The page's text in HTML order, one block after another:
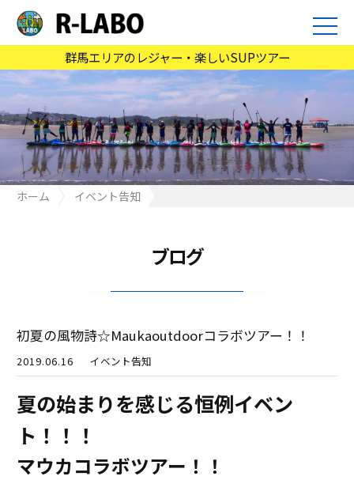
群馬エリアのレジャー・楽しいSUPツアー
ホーム
イベント告知
ブログ
初夏の風物詩☆Maukaoutdoorコラボツアー！！
2019.06.16 イベント告知
夏の始まりを感じる恒例イベン
ト！！！
マウカコラボツアー！！